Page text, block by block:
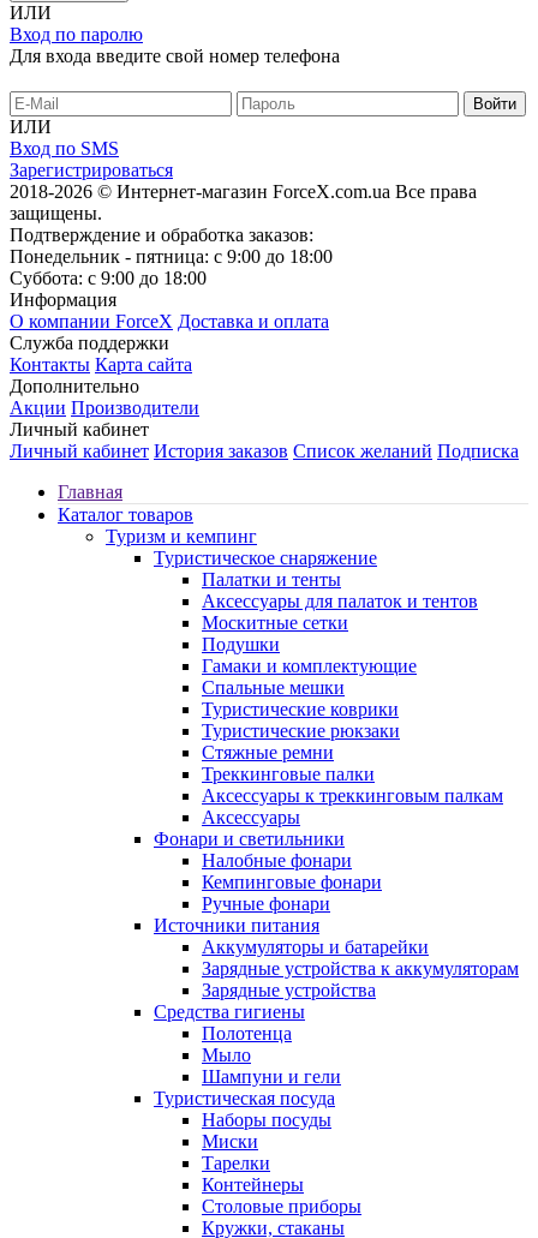
ИЛИ
Вход по паролю
Для входа введите свой номер телефона
ИЛИ
Вход по SMS
Зарегистрироваться
2018-2026 © Интернет-магазин ForceX.com.ua Все права
защищены.
Подтверждение и обработка заказов:
Понедельник - пятница: с 9:00 до 18:00
Суббота: с 9:00 до 18:00
Информация
О компании ForceX Доставка и оплата
Служба поддержки
Контакты Карта сайта
Дополнительно
Акции Производители
Личный кабинет
Личный кабинет История заказов Список желаний Подписка
Главная
Каталог товаров
Туризм и кемпинг
Туристическое снаряжение
Палатки и тенты
Аксессуары для палаток и тентов
Москитные сетки
Подушки
Гамаки и комплектующие
Спальные мешки
Туристические коврики
Туристические рюкзаки
Стяжные ремни
Треккинговые палки
Аксессуары к треккинговым палкам
Аксессуары
Фонари и светильники
Налобные фонари
Кемпинговые фонари
Ручные фонари
Источники питания
Аккумуляторы и батарейки
Зарядные устройства к аккумуляторам
Зарядные устройства
Средства гигиены
Полотенца
Мыло
Шампуни и гели
Туристическая посуда
Наборы посуды
Миски
Тарелки
Контейнеры
Столовые приборы
Кружки, стаканы